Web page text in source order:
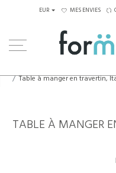
EUR MES ENVIES
Table à manger en travertin,
TABLE À MANGER